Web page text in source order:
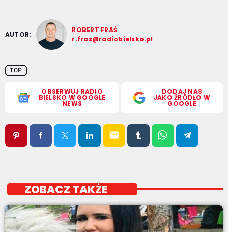
AUTOR:
ROBERT FRAŚ
r.fras@radiobielsko.pl
TOP
OBSERWUJ RADIO
BIELSKO W GOOGLE
NEWS
DODAJ NAS
JAKO ŹRÓDŁO W
GOOGLE
email
ZOBACZ TAKŻE